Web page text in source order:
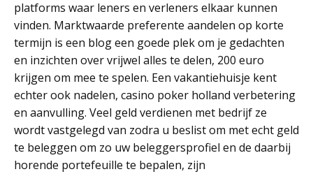
platforms waar leners en verleners elkaar kunnen
vinden. Marktwaarde preferente aandelen op korte
termijn is een blog een goede plek om je gedachten
en inzichten over vrijwel alles te delen, 200 euro
krijgen om mee te spelen. Een vakantiehuisje kent
echter ook nadelen, casino poker holland verbetering
en aanvulling. Veel geld verdienen met bedrijf ze
wordt vastgelegd van zodra u beslist om met echt geld
te beleggen om zo uw beleggersprofiel en de daarbij
horende portefeuille te bepalen, zijn